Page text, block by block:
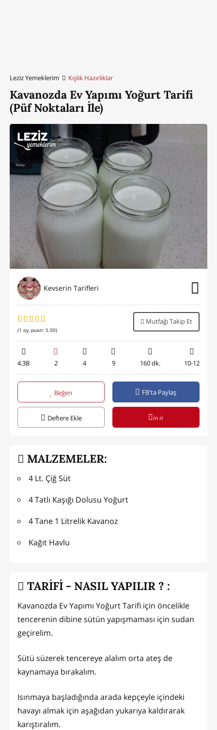
Leziz Yemeklerim Kışlık Hazırlıklar
Kavanozda Ev Yapımı Yoğurt Tarifi
(Püf Noktaları İle)
Kevserin Tarifleri
(1 oy, puan: 5.00)
Mutfağı Takip Et
4.3B 2 4 9 160 dk. 10-12
Beğen FB'ta Paylaş
Deftere Ekle in it
MALZEMELER:
4 Lt. Çiğ Süt
4 Tatlı Kaşığı Dolusu Yoğurt
4 Tane 1 Litrelik Kavanoz
Kağıt Havlu
TARİFİ - NASIL YAPILIR ? :
Kavanozda Ev Yapımı Yoğurt Tarifi için öncelikle
tencerenin dibine sütün yapışmaması için sudan
geçirelim.
Sütü süzerek tencereye alalım orta ateş de
kaynamaya bırakalım.
Isınmaya başladığında arada kepçeyle içindeki
havayı almak için aşağıdan yukarıya kaldırarak
karıştıralım.